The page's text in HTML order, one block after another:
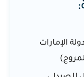
الإمارات